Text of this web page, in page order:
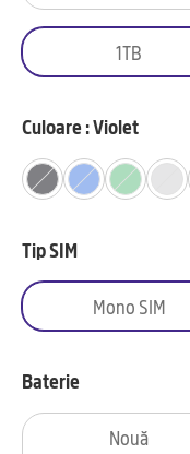
1TB
Culoare : Violet
Tip SIM
Mono SIM
Baterie
Nouă